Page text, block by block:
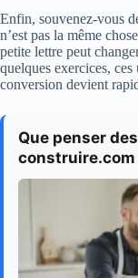
Enfin, souvenez-vous
n’est pas la même
petite lettre peut
quelques exercices,
conversion devient
Que penser
construire.com